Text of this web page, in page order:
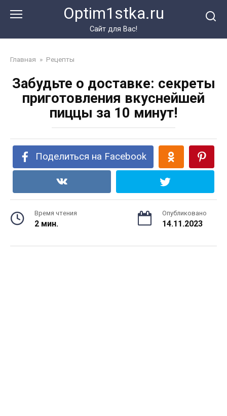
Optim1stka.ru
Сайт для Вас!
Главная » Рецепты
Забудьте о доставке: секреты
приготовления вкуснейшей
пиццы за 10 минут!
Поделиться на Facebook
Время чтения
2 мин.
Опубликовано
14.11.2023